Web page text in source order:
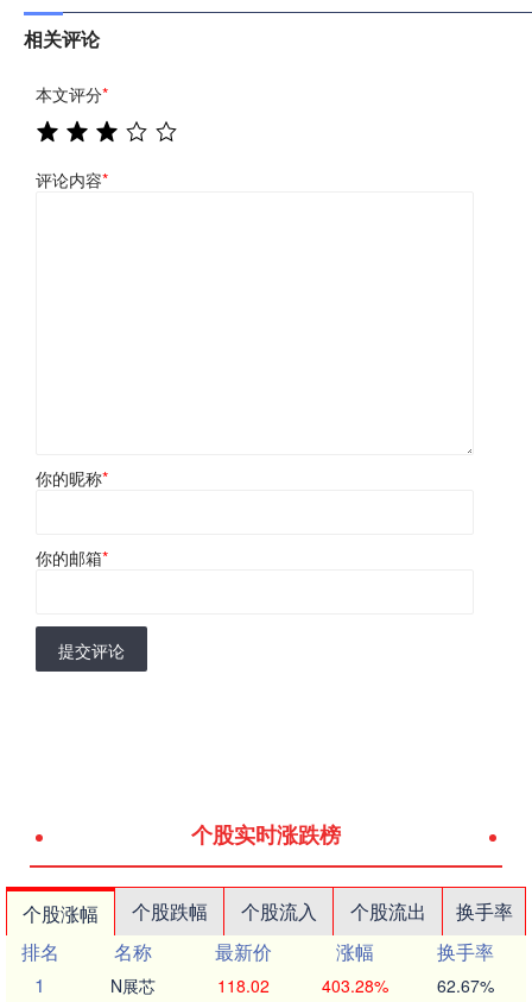
相关评论
本文评分*
评论内容*
你的昵称*
你的邮箱*
提交评论
个股实时涨跌榜
个股涨幅 个股跌幅 个股流入 个股流出
换手率
排名
名称 最新价 涨幅
换手率
1
N展芯 118.02 403.28% 62.67%